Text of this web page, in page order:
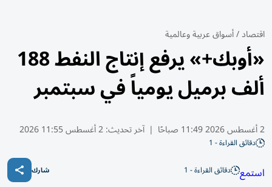
اقتصاد/أسواق عربية وعالمية
«أوبك+» يرفع إنتاج النفط 188
ألف برميل يومياً في سبتمبر
2 أغسطس 2026 11:49 صباحًا | آخر تحديث:2 أغسطس 11:55 2026
دقائق القراءة - 1
استمع دقائق القراءة - 1 شارك